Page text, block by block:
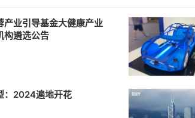
产业引导基金大健康产业
构遴选公告
：2024遍地开花